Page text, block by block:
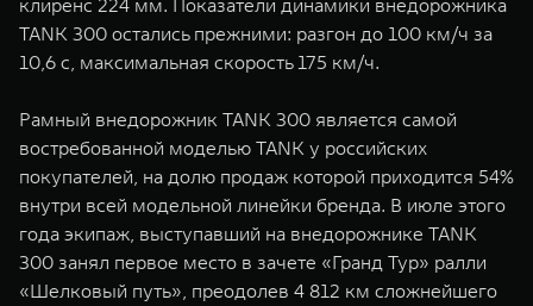
клиренс 224 мм. Показатели динамики внедорожника
TANK 300 остались прежними: разгон до 100 км/ч за
10,6 с, максимальная скорость 175 км/ч.
Рамный внедорожник TANK 300 является самой
востребованной моделью TANK у российских
покупателей, на долю продаж которой приходится 54%
внутри всей модельной линейки бренда. В июле этого
года экипаж, выступавший на внедорожнике TANK
300 занял первое место в зачете «Гранд Тур» ралли
«Шелковый путь», преодолев 4 812 км сложнейшего